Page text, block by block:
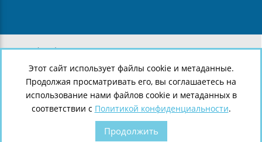
8 (812) 643-38-05
8 (921) 907-43-28
г.Санкт-Петербург,Ленинский пр., 140
Этот сайт использует файлы cookie и метаданные.
Продолжая просматривать его, вы соглашаетесь на
использование нами файлов cookie и метаданных в
соответствии с Политикой конфиденциальности.
Продолжить